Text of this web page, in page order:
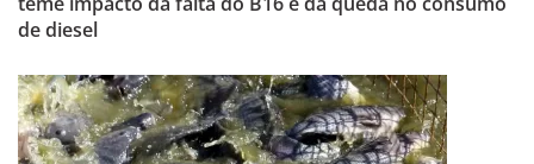
de diesel